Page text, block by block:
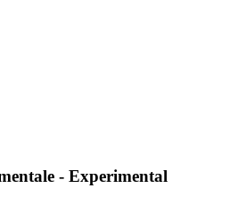
- Experimental